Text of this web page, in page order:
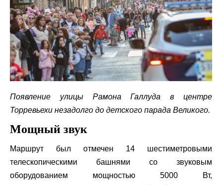
Появление улицы Рамона Галлуда в центре
Торревьехи незадолго до детского парада Великого.
Мощный звук
Маршрут был отмечен 14 шестиметровыми
телескопическими башнями со звуковым
оборудованием мощностью 5000 Вт,